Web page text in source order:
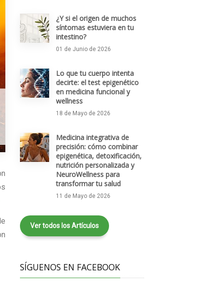
¿Y si el origen de muchos
síntomas estuviera en tu
intestino?
01 de Junio de 2026
Lo que tu cuerpo intenta
decirte: el test epigenético
en medicina funcional y
wellness
18 de Mayo de 2026
Medicina integrativa de
precisión: cómo combinar
epigenética, detoxificación,
nutrición personalizada y
NeuroWellness para
transformar tu salud
11 de Mayo de 2026
Ver todos los Artículos
SÍGUENOS EN FACEBOOK